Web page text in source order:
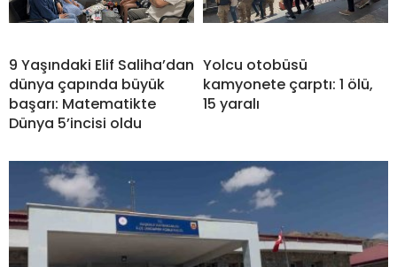
9 Yaşındaki Elif Saliha’dan
dünya çapında büyük
başarı: Matematikte
Dünya 5’incisi oldu
Yolcu otobüsü
kamyonete çarptı: 1 ölü,
15 yaralı